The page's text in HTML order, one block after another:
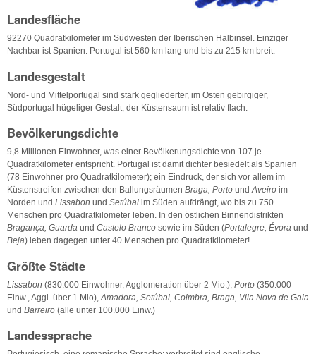
Landesfläche
92270 Quadratkilometer im Südwesten der Iberischen Halbinsel. Einziger
Nachbar ist Spanien. Portugal ist 560 km lang und bis zu 215 km breit.
Landesgestalt
Nord- und Mittelportugal sind stark gegliederter, im Osten gebirgiger,
Südportugal hügeliger Gestalt; der Küstensaum ist relativ flach.
Bevölkerungsdichte
9,8 Millionen Einwohner, was einer Bevölkerungsdichte von 107 je
Quadratkilometer entspricht. Portugal ist damit dichter besiedelt als Spanien
(78 Einwohner pro Quadratkilometer); ein Eindruck, der sich vor allem im
Küstenstreifen zwischen den Ballungsräumen Braga, Porto undAveiro im
Norden und Lissabon und Setúbal im Süden aufdrängt, wo bis zu 750
Menschen pro Quadratkilometer leben. In den östlichen Binnendistrikten
Bragança, Guarda und Castelo Branco sowie im Süden (Portalegre, Évora und
Beja) leben dagegen unter 40 Menschen pro Quadratkilometer!
Größte Städte
Lissabon (830.000 Einwohner, Agglomeration über 2 Mio.), Porto (350.000
Einw., Aggl. über 1 Mio), Amadora, Setúbal, Coimbra, Braga, Vila Nova de Gaia
und Barreiro (alle unter 100.000 Einw.)
Landessprache